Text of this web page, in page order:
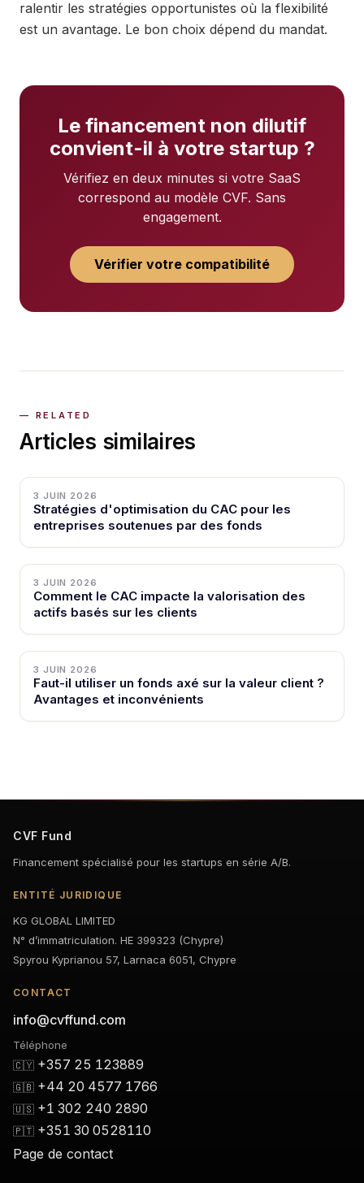
ralentir les stratégies opportunistes où la flexibilité
est un avantage. Le bon choix dépend du mandat.
Le financement non dilutif
convient-il à votre startup ?
Vérifiez en deux minutes si votre SaaS
correspond au modèle CVF. Sans
engagement.
Vérifier votre compatibilité
Articles similaires
3 JUIN 2026
Stratégies d'optimisation du CAC pour les
entreprises soutenues par des fonds
3 JUIN 2026
Comment le CAC impacte la valorisation des
actifs basés sur les clients
3 JUIN 2026
Faut-il utiliser un fonds axé sur la valeur client ?
Avantages et inconvénients
CVF Fund
Financement spécialisé pour les startups en série A/B.
ENTITÉ JURIDIQUE
KG GLOBAL LIMITED
N° d’immatriculation. HE 399323 (Chypre)
Spyrou Kyprianou 57, Larnaca 6051, Chypre
CONTACT
info@cvffund.com
Téléphone
🇨🇾 +357 25 123889
🇬🇧 +44 20 4577 1766
🇺🇸 +1 302 240 2890
🇵🇹 +351 30 0528110
Page de contact